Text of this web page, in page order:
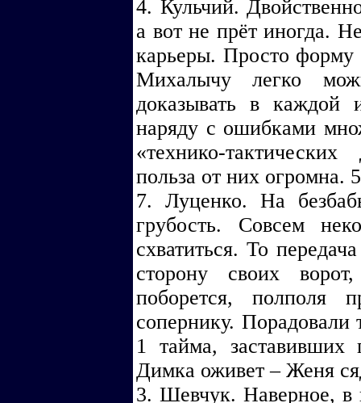
4. Кульчий.
а вот не прёт иногда.
карьеры. Просто форму
Михалычу легко
доказывать в каждой
наряду с ошибками
«технико-
польза от них огромна.
7. Луценко. На
грубость. Совсем
схватиться. То
сторону своих
поборется,
сопернику. Порадовали
1 тайма, заставивших
Димка оживет – Женя
3. Шевчук. Наверное, в